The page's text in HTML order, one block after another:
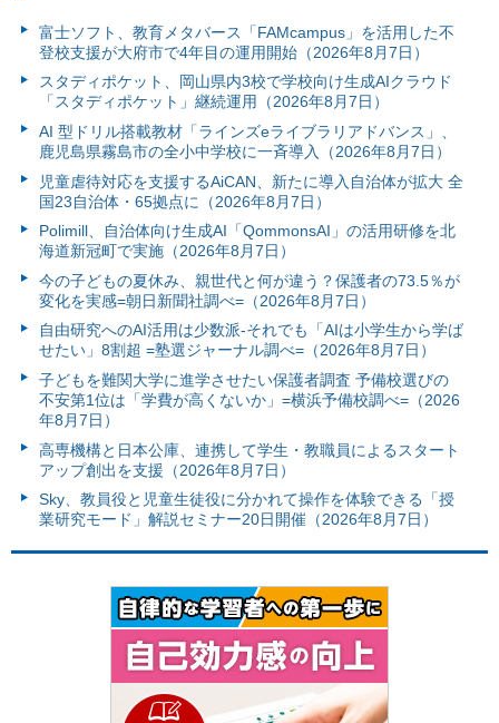
富⼠ソフト、教育メタバース「FAMcampus」を活用した不
登校支援が大府市で4年目の運用開始（2026年8月7日）
スタディポケット、岡山県内3校で学校向け生成AIクラウド
「スタディポケット」継続運用（2026年8月7日）
AI 型ドリル搭載教材「ラインズeライブラリアドバンス」、
鹿児島県霧島市の全小中学校に一斉導入（2026年8月7日）
児童虐待対応を支援するAiCAN、新たに導入自治体が拡大 全
国23自治体・65拠点に（2026年8月7日）
Polimill、自治体向け生成AI「QommonsAI」の活用研修を北
海道新冠町で実施（2026年8月7日）
今の子どもの夏休み、親世代と何が違う？保護者の73.5％が
変化を実感=朝日新聞社調べ=（2026年8月7日）
自由研究へのAI活用は少数派-それでも「AIは小学生から学ば
せたい」8割超 =塾選ジャーナル調べ=（2026年8月7日）
子どもを難関大学に進学させたい保護者調査 予備校選びの
不安第1位は「学費が高くないか」=横浜予備校調べ=（2026
年8月7日）
高専機構と日本公庫、連携して学生・教職員によるスタート
アップ創出を支援（2026年8月7日）
Sky、教員役と児童生徒役に分かれて操作を体験できる「授
業研究モード」解説セミナー20日開催（2026年8月7日）